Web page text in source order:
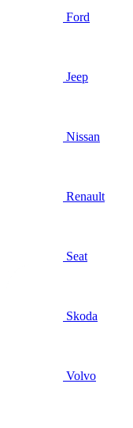
Ford
Jeep
Nissan
Renault
Seat
Skoda
Volvo